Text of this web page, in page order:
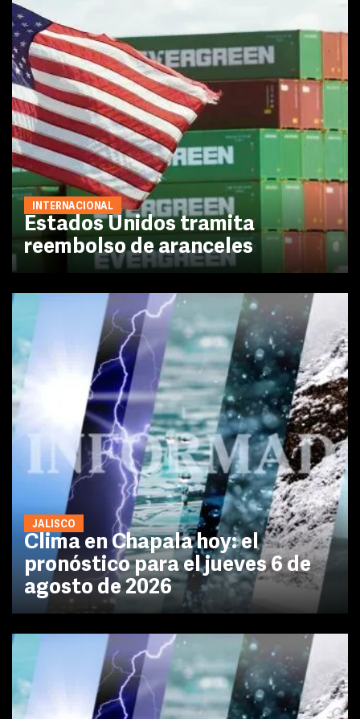
INTERNACIONAL
Estados Unidos tramita
reembolso de aranceles
JALISCO
Clima en Chapala hoy: el
pronóstico para el jueves 6 de
agosto de 2026